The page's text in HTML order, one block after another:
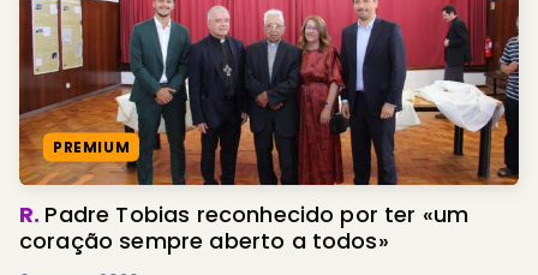
PREMIUM
R. Padre Tobias reconhecido por ter «um
coração sempre aberto a todos»